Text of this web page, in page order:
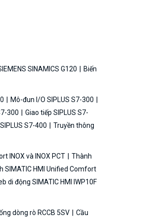
SINAMICS G120
Biến
Mô-đun I/O SIPLUS S7-300
300
Giao tiếp SIPLUS S7-
S7-400
Truyền thông
INOX và INOX PCT
Thành
SIMATIC HMI Unified Comfort
di động SIMATIC HMI IWP10F
dòng rò RCCB 5SV
Cầu